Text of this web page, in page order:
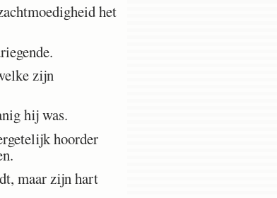
het
zijn
hij was.
hoorder
maar zijn hart